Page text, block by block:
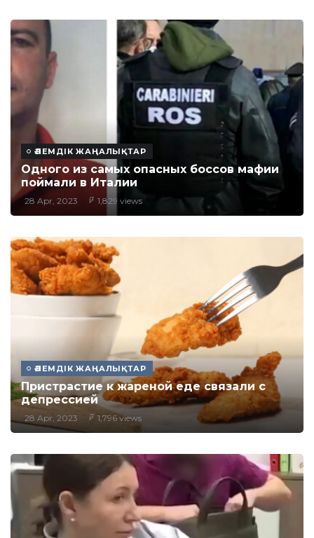
ӘЛЕМДІК ЖАҢАЛЫҚТАР
Одного из самых опасных боссов мафии
поймали в Италии
28 Apr, 2023 1,829 views
ӘЛЕМДІК ЖАҢАЛЫҚТАР
Пристрастие к жареной еде связали с
депрессией
28 Apr, 2023 1,796 views